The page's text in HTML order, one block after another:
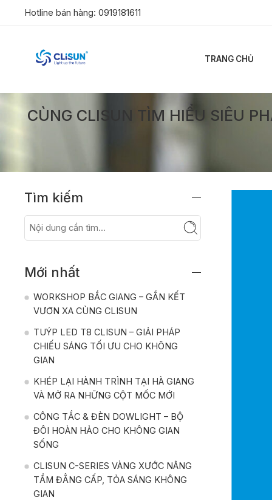
Hotline bán hàng: 0919181611
TRANG CHỦ
CÙNG CLISUN TÌM HIỂU SIÊU
Tìm kiếm
Mới nhất
WORKSHOP BẮC GIANG – GẮN KẾT
VƯƠN XA CÙNG CLISUN
TUÝP LED T8 CLISUN – GIẢI PHÁP
CHIẾU SÁNG TỐI ƯU CHO KHÔNG
GIAN
KHÉP LẠI HÀNH TRÌNH TẠI HÀ GIANG
VÀ MỞ RA NHỮNG CỘT MỐC MỚI
CÔNG TẮC & ĐÈN DOWLIGHT – BỘ
ĐÔI HOÀN HẢO CHO KHÔNG GIAN
SỐNG
CLISUN C-SERIES VÀNG XƯỚC NÂNG
TẦM ĐẲNG CẤP, TỎA SÁNG KHÔNG
GIAN